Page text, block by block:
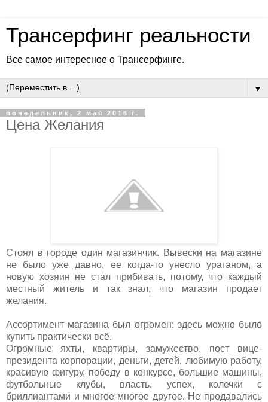
Трансерфинг реальности
Все самое интересное о Трансерфинге.
▼
понедельник, 2 мая 2016 г.
Цена Желания
Стоял в городе один магазинчик. Вывески на магазине
не было уже давно, ее когда-то унесло ураганом, а
новую хозяин не стал прибивать, потому, что каждый
местный житель и так знал, что магазин продает
желания.
Ассортимент магазина был огромен: здесь можно было
купить практически всё.
Огромные яхты, квартиры, замужество, пост вице-
президента корпорации, деньги, детей, любимую работу,
красивую фигуру, победу в конкурсе, большие машины,
футбольные клубы, власть, успех, колечки с
бриллиантами и многое-многое другое. Не продавались